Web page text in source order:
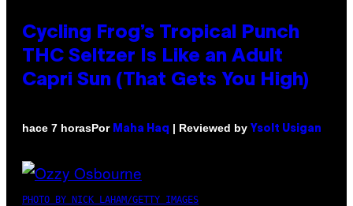
Cycling Frog’s Tropical Punch
THC Seltzer Is Like an Adult
Capri Sun (That Gets You High)
hace 7 horasPor Maha Haq | Reviewed by Ysolt Usigan
PHOTO BY NICK LAHAM/GETTY IMAGES